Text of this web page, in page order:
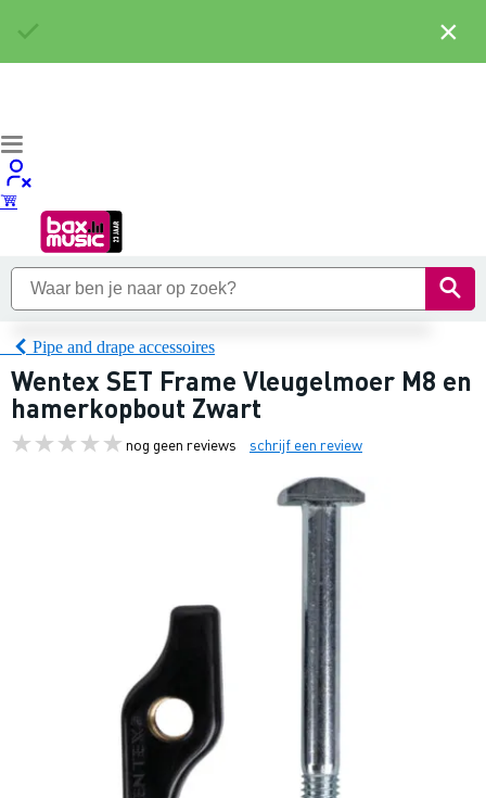
Pipe and drape accessoires
Wentex SET Frame Vleugelmoer M8 en
hamerkopbout Zwart
nog geen reviews schrijf een review
×